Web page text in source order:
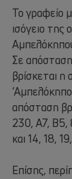
Το γραφείο
ισόγειο της
Σε
βρίσκεται
απόσταση
230, Α7, Β5,
και 14, 18,
Επίσης,